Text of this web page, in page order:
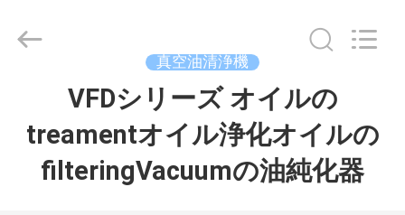
NSH
Reserved.
真空油清浄機
VFDシリーズ オイルの
treamentオイル浄化オイルの
filteringVacuumの油純化器